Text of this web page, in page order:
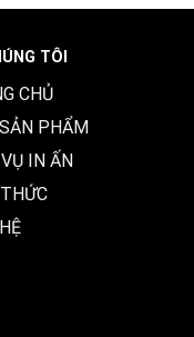
TÔI
CHỦ
PHẨM
IN ẤN